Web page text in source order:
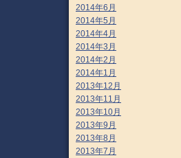
2014年6月
2014年5月
2014年4月
2014年3月
2014年2月
2014年1月
2013年12月
2013年11月
2013年10月
2013年9月
2013年8月
2013年7月